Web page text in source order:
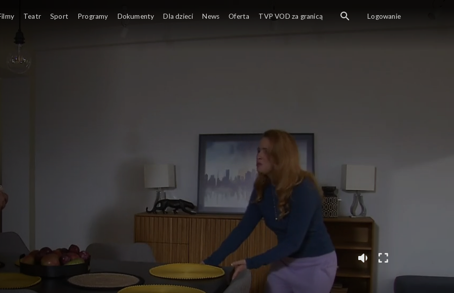
Teatr Sport Programy Dokumenty Dla dzieci News Oferta TVP VOD za granicą Logowanie